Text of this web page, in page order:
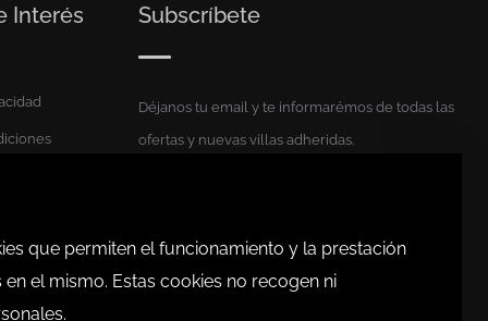
Interés Subscríbete
Déjanos tu email y te informarémos de todas las
ofertas y nuevas villas adheridas.
que permiten el funcionamiento y la prestación
el mismo. Estas cookies no recogen ni